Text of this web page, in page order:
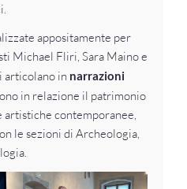
appositamente per
Michael Fliri, Sara Maino e
articolano in narrazioni
in relazione il patrimonio
contemporanee,
le sezioni di Archeologia,